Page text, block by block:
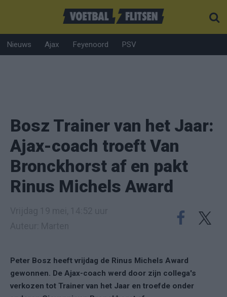
Nieuws Ajax Feyenoord PSV
Bosz Trainer van het Jaar:
Ajax-coach troeft Van
Bronckhorst af en pakt
Rinus Michels Award
Peter Bosz heeft vrijdag de Rinus Michels Award
gewonnen. De Ajax-coach werd door zijn collega's
verkozen tot Trainer van het Jaar en troefde onder